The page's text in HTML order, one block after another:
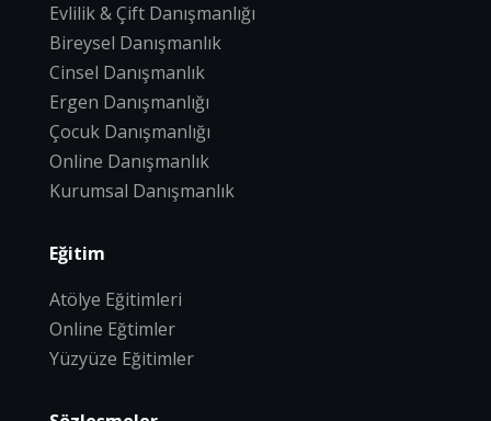
Evlilik & Çift Danışmanlığı
Bireysel Danışmanlık
Cinsel Danışmanlık
Ergen Danışmanlığı
Çocuk Danışmanlığı
Online Danışmanlık
Kurumsal Danışmanlık
Eğitim
Atölye Eğitimleri
Online Eğtimler
Yüzyüze Eğitimler